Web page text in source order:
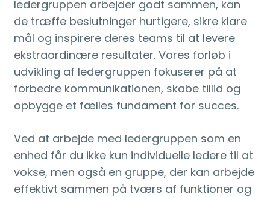
ledergruppen arbejder godt sammen, kan
de træffe beslutninger hurtigere, sikre klare
mål og inspirere deres teams til at levere
ekstraordinære resultater. Vores forløb i
udvikling af ledergruppen fokuserer på at
forbedre kommunikationen, skabe tillid og
opbygge et fælles fundament for succes.
Ved at arbejde med ledergruppen som en
enhed får du ikke kun individuelle ledere til at
vokse, men også en gruppe, der kan arbejde
effektivt sammen på tværs af funktioner og